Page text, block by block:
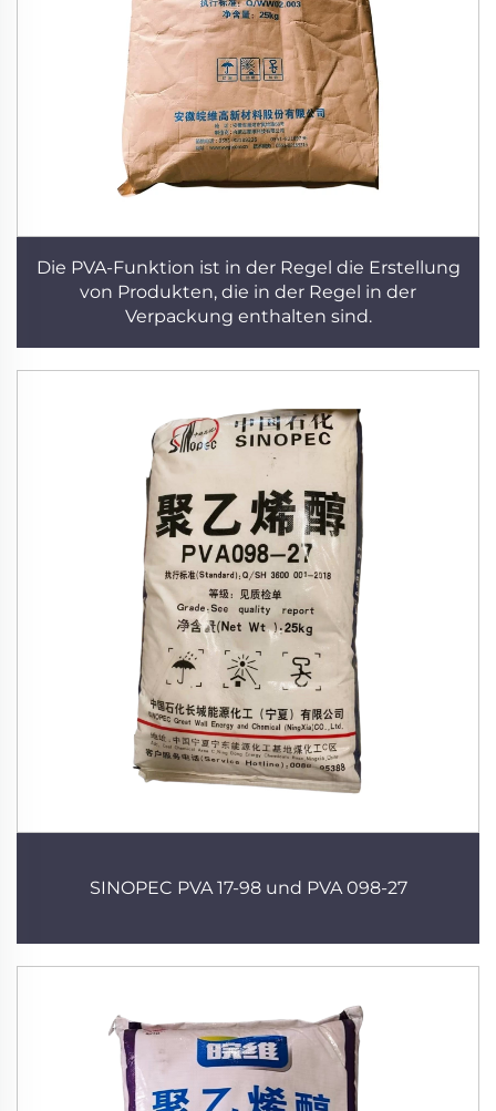
Die PVA-Funktion ist in der Regel die Erstellung
von Produkten, die in der Regel in der
Verpackung enthalten sind.
SINOPEC PVA 17-98 und PVA 098-27